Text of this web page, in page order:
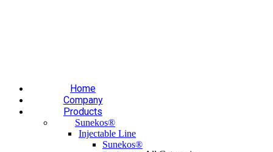
Home
Company
Products
Sunekos®
Injectable Line
Sunekos®